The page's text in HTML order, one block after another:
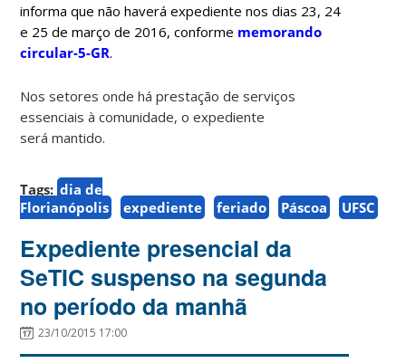
informa que não haverá expediente nos dias 23, 24
e 25 de março de 2016, conforme memorando
circular-5-GR.
Nos setores onde há prestação de serviços
essenciais à comunidade, o expediente
será mantido.
Tags: dia de
Florianópolis
expediente feriado Páscoa UFSC
Expediente presencial da
SeTIC suspenso na segunda
no período da manhã
23/10/2015 17:00